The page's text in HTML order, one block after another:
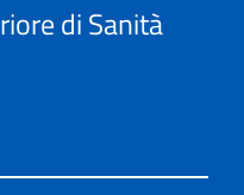
di Sanità